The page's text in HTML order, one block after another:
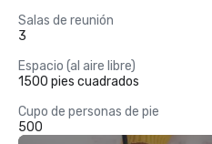
Salas de reunión
3
Espacio (al aire libre)
1500 pies cuadrados
Cupo de personas de pie
500